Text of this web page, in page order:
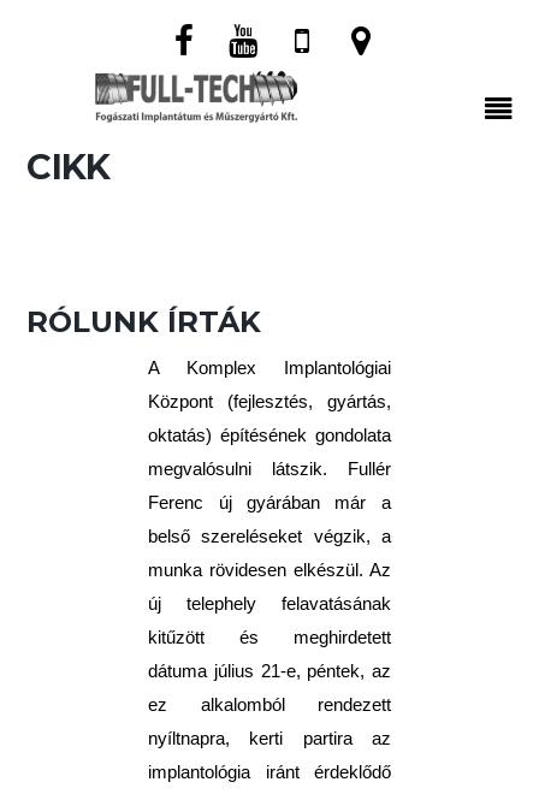
CIKK
RÓLUNK ÍRTÁK
A Komplex Implantológiai
Központ (fejlesztés, gyártás,
oktatás) építésének gondolata
megvalósulni látszik. Fullér
Ferenc új gyárában már a
belső szereléseket végzik, a
munka rövidesen elkészül. Az
új telephely felavatásának
kitűzött és meghirdetett
dátuma július 21-e, péntek, az
ez alkalomból rendezett
nyíltnapra, kerti partira az
implantológia iránt érdeklődő